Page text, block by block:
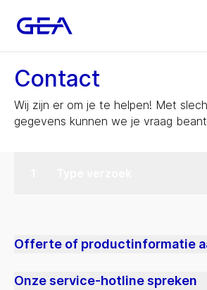
Contact
Wij zijn er om je te helpen! Met
gegevens kunnen we je vraag
Offerte of productinformatie
Onze service-hotline spreken